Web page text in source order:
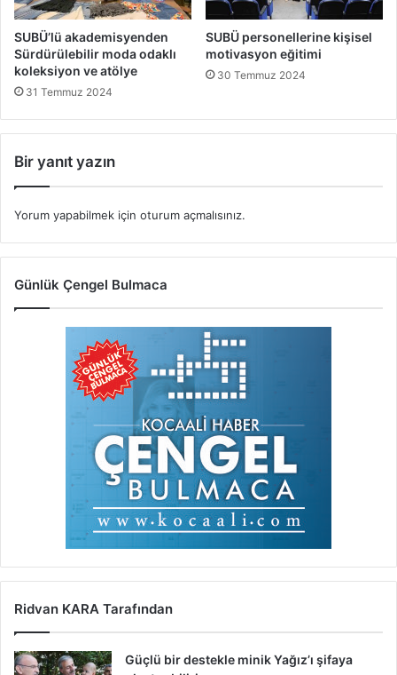
SUBÜ’lü akademisyenden
Sürdürülebilir moda odaklı
koleksiyon ve atölye
31 Temmuz 2024
SUBÜ personellerine kişisel
motivasyon eğitimi
30 Temmuz 2024
Bir yanıt yazın
Yorum yapabilmek için oturum açmalısınız.
Günlük Çengel Bulmaca
Ridvan KARA Tarafından
Güçlü bir destekle minik Yağız’ı şifaya